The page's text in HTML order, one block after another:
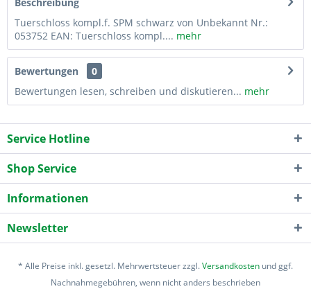
Tuerschloss kompl.f. SPM schwarz von Unbekannt Nr.:
053752 EAN: Tuerschloss kompl.... mehr
Bewertungen
0
Bewertungen lesen, schreiben und diskutieren... mehr
Service Hotline
Shop Service
Informationen
Newsletter
* Alle Preise inkl. gesetzl. Mehrwertsteuer zzgl.Versandkosten und ggf.
Nachnahmegebühren, wenn nicht anders beschrieben